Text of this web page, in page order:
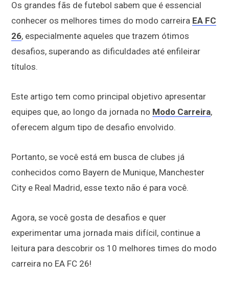
Os grandes fãs de futebol sabem que é essencial
conhecer os melhores times do modo carreira EA FC
26, especialmente aqueles que trazem ótimos
desafios, superando as dificuldades até enfileirar
títulos.
Este artigo tem como principal objetivo apresentar
equipes que, ao longo da jornada no Modo Carreira,
oferecem algum tipo de desafio envolvido.
Portanto, se você está em busca de clubes já
conhecidos como Bayern de Munique, Manchester
City e Real Madrid, esse texto não é para você.
Agora, se você gosta de desafios e quer
experimentar uma jornada mais difícil, continue a
leitura para descobrir os 10 melhores times do modo
carreira no EA FC 26!